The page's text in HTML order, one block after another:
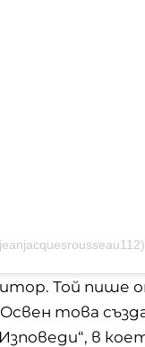
Той пише
това
в